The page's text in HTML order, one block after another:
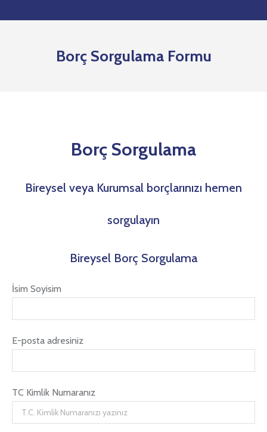
Borç Sorgulama Formu
Borç Sorgulama
Bireysel veya Kurumsal borçlarınızı hemen
sorgulayın
Bireysel Borç Sorgulama
İsim Soyisim
E-posta adresiniz
TC Kimlik Numaranız